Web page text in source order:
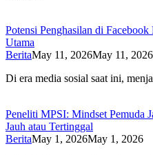
Potensi Penghasilan di
Utama
BeritaMay 11, 2026May 11, 2026
Di era media sosial saat ini,
Peneliti MPSI: Mindset Pemuda
Jauh atau Tertinggal
BeritaMay 1, 2026May 1, 2026